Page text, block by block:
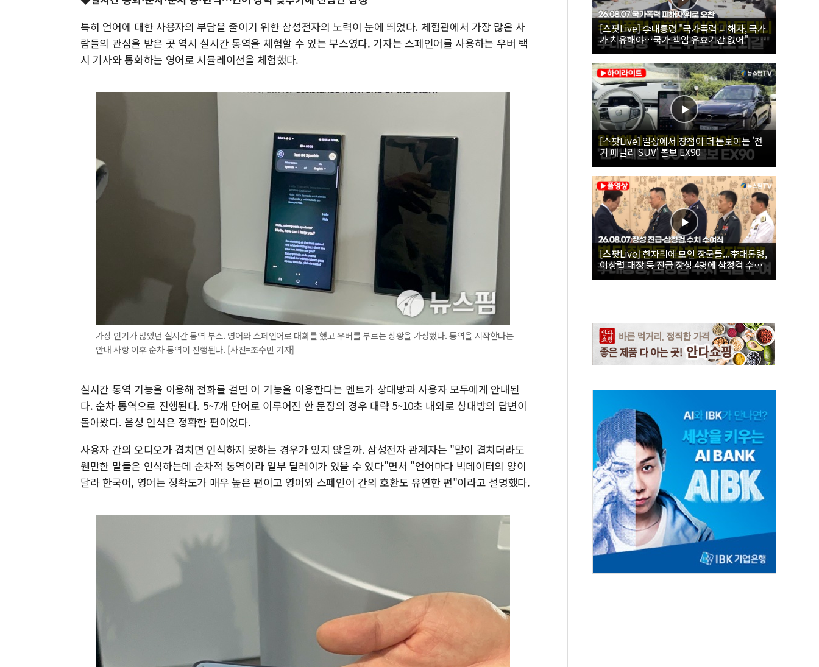
특히 언어에 대한 사용자의 부담을 줄이기 위한 삼성전자의 노력이 눈에 띄었다. 체험관에서 가장 많은 사
람들의 관심을 받은 곳 역시 실시간 통역을 체험할 수 있는 부스였다. 기자는 스페인어를 사용하는 우버 택
시 기사와 통화하는 영어로 시뮬레이션을 체험했다.
가장 인기가 많았던 실시간 통역 부스. 영어와 스페인어로 대화를 했고 우버를 부르는 상황을 가정했다. 통역을 시작한다는
안내 사항 이후 순차 통역이 진행된다. [사진=조수빈 기자]
실시간 통역 기능을 이용해 전화를 걸면 이 기능을 이용한다는 멘트가 상대방과 사용자 모두에게 안내된
다. 순차 통역으로 진행된다. 5~7개 단어로 이루어진 한 문장의 경우 대략 5~10초 내외로 상대방의 답변이
돌아왔다. 음성 인식은 정확한 편이었다.
사용자 간의 오디오가 겹치면 인식하지 못하는 경우가 있지 않을까. 삼성전자 관계자는 "말이 겹치더라도
웬만한 말들은 인식하는데 순차적 통역이라 일부 딜레이가 있을 수 있다"면서 "언어마다 빅데이터의 양이
달라 한국어, 영어는 정확도가 매우 높은 편이고 영어와 스페인어 간의 호환도 유연한 편"이라고 설명했다.
[스팟Live] 李대통령 "국가폭력 피해자, 국가
가 치유해야…국가 책임 유효기간 없어"｜
26.08.07 국가폭력 피해자 위로 오찬
[스팟Live] 일상에서 장점이 더 돋보이는 '전
기 패밀리 SUV' 볼보 EX90
[스팟Live] 한자리에 모인 장군들...李대통령,
이상렬 대장 등 진급 장성 4명에 삼정검 수치
직접 수여｜26.08.07 장성 진급·삼정검 수치